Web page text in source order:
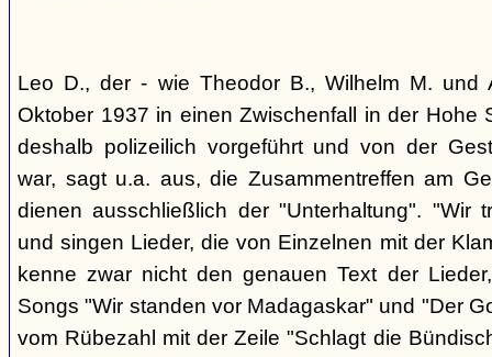
Leo D., der - wie Theodor B., Wilhelm M. und
Oktober 1937 in einen Zwischenfall in der Hohe
deshalb polizeilich vorgeführt und von der
war, sagt u.a. aus, die Zusammentreffen am
dienen ausschließlich der "Unterhaltung". "Wir
und singen Lieder, die von Einzelnen mit der
kenne zwar nicht den genauen Text der
Songs "Wir standen vor Madagaskar" und "Der
vom Rübezahl mit der Zeile "Schlagt die